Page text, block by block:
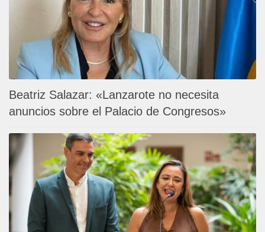
Beatriz Salazar: «Lanzarote no necesita
anuncios sobre el Palacio de Congresos»